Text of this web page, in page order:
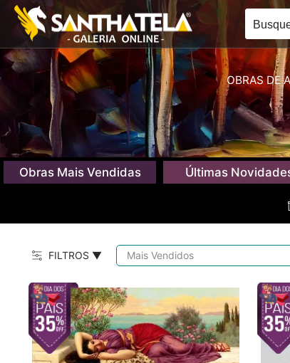
OBRAS DE
Obras Mais Vendidas Últimas
FILTROS ▼